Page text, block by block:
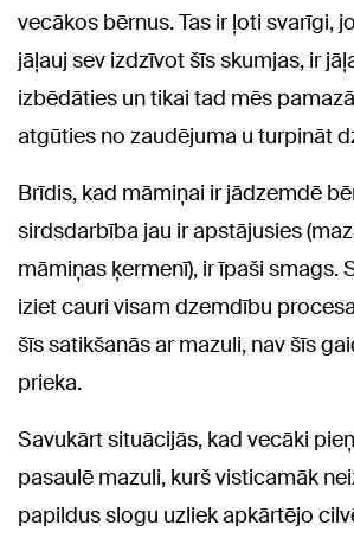
vecākos bērnus. Tas ir ļoti svarīgi,
jāļauj sev izdzīvot šīs skumjas, ir
izbēdāties un tikai tad mēs
atgūties no zaudējuma u turpināt
Brīdis, kad māmiņai ir jādzemdē
sirdsdarbība jau ir apstājusies
māmiņas ķermenī), ir īpaši smags.
iziet cauri visam dzemdību
šīs satikšanās ar mazuli, nav šīs
prieka.
Savukārt situācijās, kad vecāki
pasaulē mazuli, kurš visticamāk
papildus slogu uzliek apkārtējo